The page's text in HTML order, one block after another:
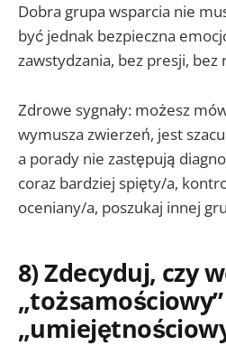
Dobra grupa wsparcia nie
być jednak bezpieczna
zawstydzania, bez presji, bez
Zdrowe sygnały: możesz
wymusza zwierzeń, jest
a porady nie zastępują
coraz bardziej spięty/a,
oceniany/a, poszukaj innej
8) Zdecyduj, czy